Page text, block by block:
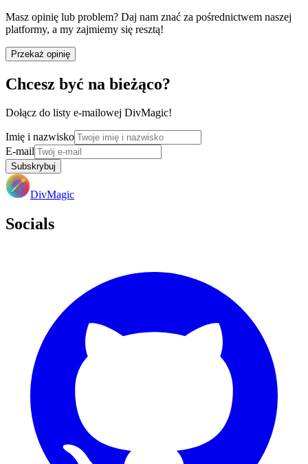
Masz opinię lub problem? Daj nam znać za pośrednictwem naszej
platformy, a my zajmiemy się resztą!
Przekaż opinię
Chcesz być na bieżąco?
Dołącz do listy e-mailowej DivMagic!
Imię i nazwisko
E-mail
Subskrybuj
DivMagic
Socials